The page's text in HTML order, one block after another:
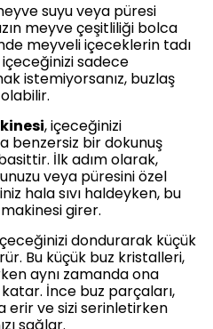
suyu veya püresi
meyve çeşitliliği bolca
meyveli içeceklerin tadı
sadece
istemiyorsanız, buzlaş
, içeceğinizi
benzersiz bir dokunuş
İlk adım olarak,
veya püresini özel
hala sıvı haldeyken, bu
girer.
dondurarak küçük
Bu küçük buz kristalleri,
aynı zamanda ona
İnce buz parçaları,
erir ve sizi serinletirken